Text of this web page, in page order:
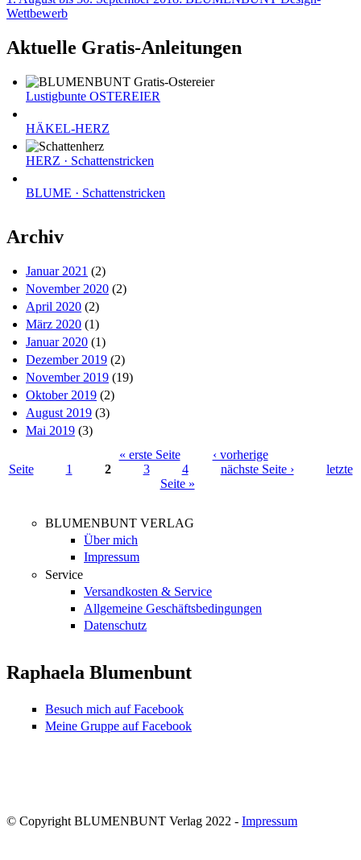
Wettbewerb
Aktuelle Gratis-Anleitungen
Lustigbunte OSTEREIER
HÄKEL-HERZ
HERZ · Schattenstricken
BLUME · Schattenstricken
Archiv
Januar 2021 (2)
November 2020 (2)
April 2020 (2)
März 2020 (1)
Januar 2020 (1)
Dezember 2019 (2)
November 2019 (19)
Oktober 2019 (2)
August 2019 (3)
Mai 2019 (3)
Seiten
« erste Seite
‹ vorherige
Seite
1 2 3 4 nächste Seite ›
letzte
Seite »
BLUMENBUNT VERLAG
Über mich
Impressum
Service
Versandkosten & Service
Allgemeine Geschäftsbedingungen
Datenschutz
Raphaela Blumenbunt
Besuch mich auf Facebook
Meine Gruppe auf Facebook
© Copyright BLUMENBUNT Verlag 2022 - Impressum